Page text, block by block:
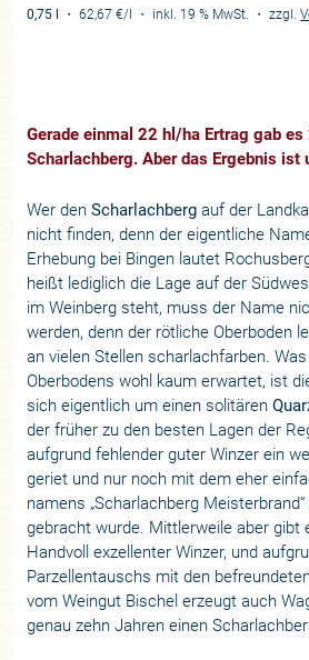
0,75 l
・62,67 €/l ・ inkl. 19 % MwSt. ・zzgl.
Gerade einmal 22 hl/ha Ertrag gab
Scharlachberg. Aber das Ergebnis ist
Wer denScharlachberg auf der
nicht finden, denn der eigentliche
Erhebung bei Bingen lautet
heißt lediglich die Lage auf der
im Weinberg steht, muss der Name
werden, denn der rötliche Oberboden
an vielen Stellen scharlachfarben.
Oberbodens wohl kaum erwartet, ist
sich eigentlich um einen solitären
der früher zu den besten Lagen der
aufgrund fehlender guter Winzer ein
geriet und nur noch mit dem eher
namens „Scharlachberg
gebracht wurde. Mittlerweile aber gibt
Handvoll exzellenter Winzer, und
Parzellentauschs mit den
vom Weingut Bischel erzeugt auch
genau zehn Jahren einen